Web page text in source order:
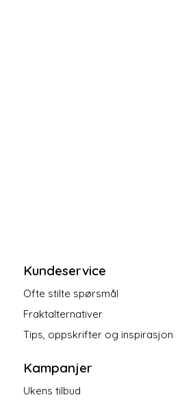
Kundeservice
Ofte stilte spørsmål
Fraktalternativer
Tips, oppskrifter og inspirasjon
Kampanjer
Ukens tilbud